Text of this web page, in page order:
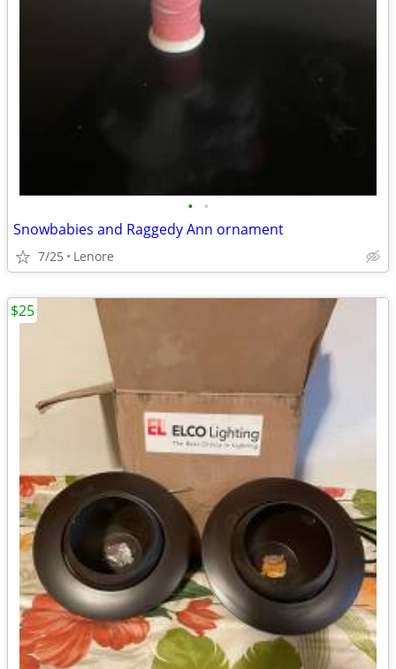
• •
Snowbabies and Raggedy Ann ornament
7/25 Lenore
$25